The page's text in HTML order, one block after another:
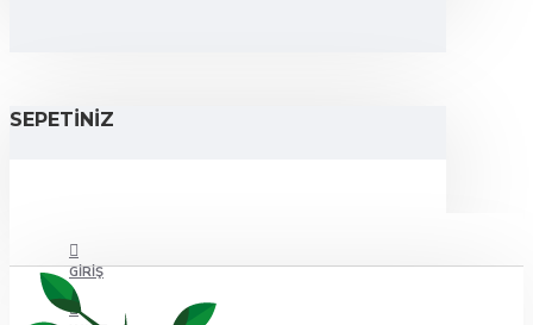
SEPETINIZ
GIRIŞ